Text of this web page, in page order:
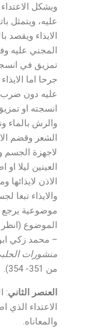
ويشكل
عليه، ويتمثل
الايذاء
المجني عليه
تمزيق في
جرحا اما
عليه دون
انسجته او
والرش بالماء
الشعر وقضم
لاجهزة الجسم
العينين ليلا
الاذن لايذائها
والايذاء تبعا
موضوعية
الموضوع
– محمد زكي
منشورات
من 351- 354).
العنصر الثاني:
الاعتداء الذي
والمعاناه.